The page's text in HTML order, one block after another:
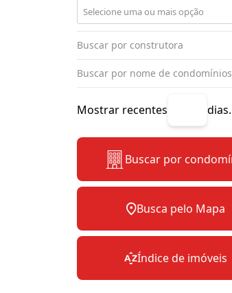
Mostrar recentes dias.
Buscar por
Busca pelo Mapa
Índice de imóveis